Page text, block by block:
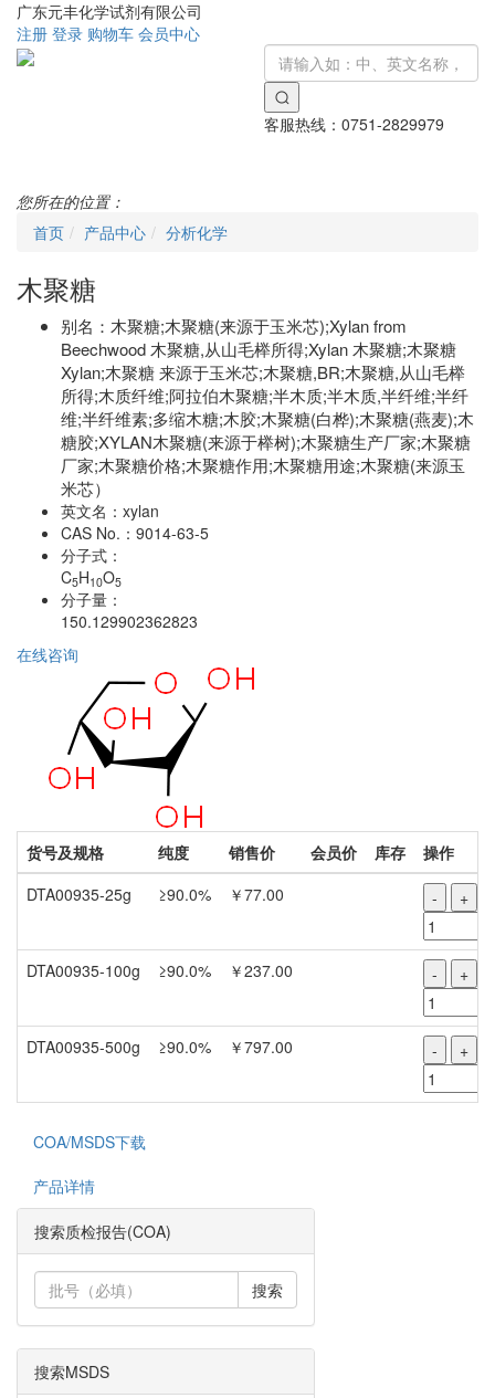
广东元丰化学试剂有限公司
注册 登录 购物车 会员中心
客服热线： 0751-2829979
您所在的位置：
首页
产品中心 分析化学
木聚糖
别名： 木聚糖;木聚糖(来源于玉米芯);Xylan from
Beechwood 木聚糖,从山毛榉所得;Xylan 木聚糖;木聚糖
Xylan;木聚糖 来源于玉米芯;木聚糖,BR;木聚糖,从山毛榉
所得;木质纤维;阿拉伯木聚糖;半木质;半木质,半纤维;半纤
维;半纤维素;多缩木糖;木胶;木聚糖(白桦);木聚糖(燕麦);木
糖胶;XYLAN木聚糖(来源于榉树);木聚糖生产厂家;木聚糖
厂家;木聚糖价格;木聚糖作用;木聚糖用途;木聚糖(来源玉
米芯）
英文名： xylan
CAS No.： 9014-63-5
分子式：
C5H10O5
分子量：
150.129902362823
在线咨询
货号及规格 纯度 销售价 会员价 库存
操作
DTA00935-25g
≥90.0% ￥77.00 - +
DTA00935-100g ≥90.0% ￥237.00 - +
DTA00935-500g ≥90.0% ￥797.00 - +
COA/MSDS下载
产品详情
搜索质检报告(COA)
搜索
搜索MSDS